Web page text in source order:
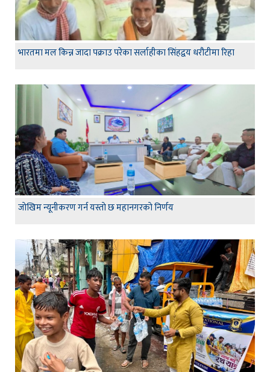
भारतमा मल किन्न जादा पक्राउ परेका सर्लाहीका सिंहद्वय धरौटीमा रिहा
जाेखिम न्यूनीकरण गर्न यस्ताे छ महानगरकाे निर्णय